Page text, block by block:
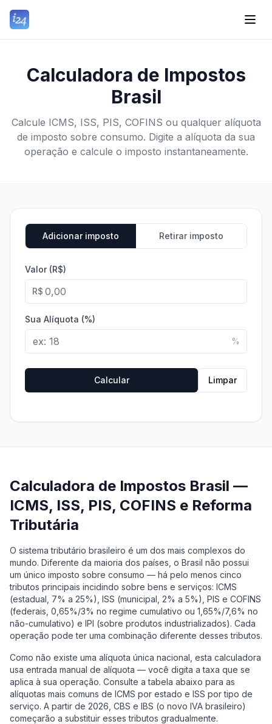
Calculadora de Impostos
Brasil
Calcule ICMS, ISS, PIS, COFINS ou qualquer alíquota
de imposto sobre consumo. Digite a alíquota da sua
operação e calcule o imposto instantaneamente.
Adicionar imposto Retirar imposto
Valor (R$)
R$
Sua Alíquota (%)
%
Calcular Limpar
Calculadora de Impostos Brasil —
ICMS, ISS, PIS, COFINS e Reforma
Tributária
O sistema tributário brasileiro é um dos mais complexos do
mundo. Diferente da maioria dos países, o Brasil não possui
um único imposto sobre consumo — há pelo menos cinco
tributos principais incidindo sobre bens e serviços: ICMS
(estadual, 7% a 25%), ISS (municipal, 2% a 5%), PIS e COFINS
(federais, 0,65%/3% no regime cumulativo ou 1,65%/7,6% no
não-cumulativo) e IPI (sobre produtos industrializados). Cada
operação pode ter uma combinação diferente desses tributos.
Como não existe uma alíquota única nacional, esta calculadora
usa entrada manual de alíquota — você digita a taxa que se
aplica à sua operação. Consulte a tabela abaixo para as
alíquotas mais comuns de ICMS por estado e ISS por tipo de
serviço. A partir de 2026, CBS e IBS (o novo IVA brasileiro)
começarão a substituir esses tributos gradualmente.